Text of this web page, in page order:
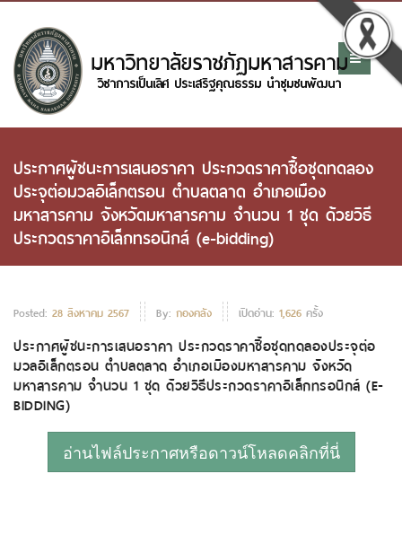
ประกาศผู้ชนะการเสนอราคา ประกวดราคาซื้อชุดทดลอง
ประจุต่อมวลอิเล็กตรอน ตำบลตลาด อำเภอเมือง
มหาสารคาม จังหวัดมหาสารคาม จำนวน 1 ชุด ด้วยวิธี
ประกวดราคาอิเล็กทรอนิกส์ (e-bidding)
Posted: 28 สิงหาคม 2567 By: กองคลัง เปิดอ่าน: 1,626 ครั้ง
ประกาศผู้ชนะการเสนอราคา ประกวดราคาซื้อชุดทดลองประจุต่อ
มวลอิเล็กตรอน ตำบลตลาด อำเภอเมืองมหาสารคาม จังหวัด
มหาสารคาม จำนวน 1 ชุด ด้วยวิธีประกวดราคาอิเล็กทรอนิกส์ (E-
BIDDING)
อ่านไฟล์ประกาศหรือดาวน์โหลดคลิกที่นี่